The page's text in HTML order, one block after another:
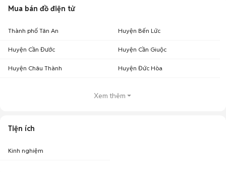
Mua bán đồ điện tử
Thành phố Tân An Huyện Bến Lức
Huyện Cần Đước Huyện Cần Giuộc
Huyện Châu Thành Huyện Đức Hòa
Xem thêm
Tiện ích
Kinh nghiệm